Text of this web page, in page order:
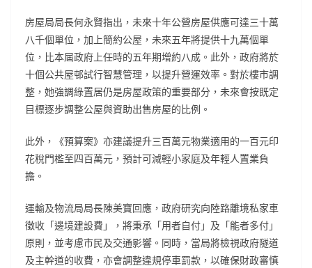
房屋局局長何永賢指出，未來十年公營房屋供應可達三十萬
八千個單位，加上簡約公屋，未來五年將提供十九萬個單
位，比本屆政府上任時的五年期增約八成。此外，政府將於
十個公共屋邨試行智慧管理，以提升營運效率。對於樓市調
整，她強調綠置居仍是房屋政策的重要部分，未來會按既定
目標逐步調整公屋與資助出售房屋的比例。
此外，《預算案》亦建議提升三百萬元物業適用的一百元印
花稅門檻至四百萬元，預計可減輕小家庭及年輕人置業負
擔。
運輸及物流局局長陳美寶回應，政府研究向陸路離境私家車
徵收「邊境建設費」，將秉承「用者自付」及「能者多付」
原則，並考慮市民及交通影響。同時，當局將檢視政府隧道
及主幹道的收費，亦會調整違規停車罰款，以確保財政審慎